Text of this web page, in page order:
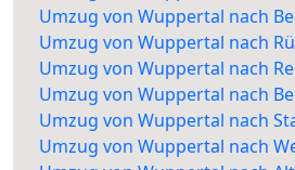
Umzug von Wuppertal nach
Umzug von Wuppertal nach
Umzug von Wuppertal nach
Umzug von Wuppertal nach
Umzug von Wuppertal nach
Umzug von Wuppertal nach